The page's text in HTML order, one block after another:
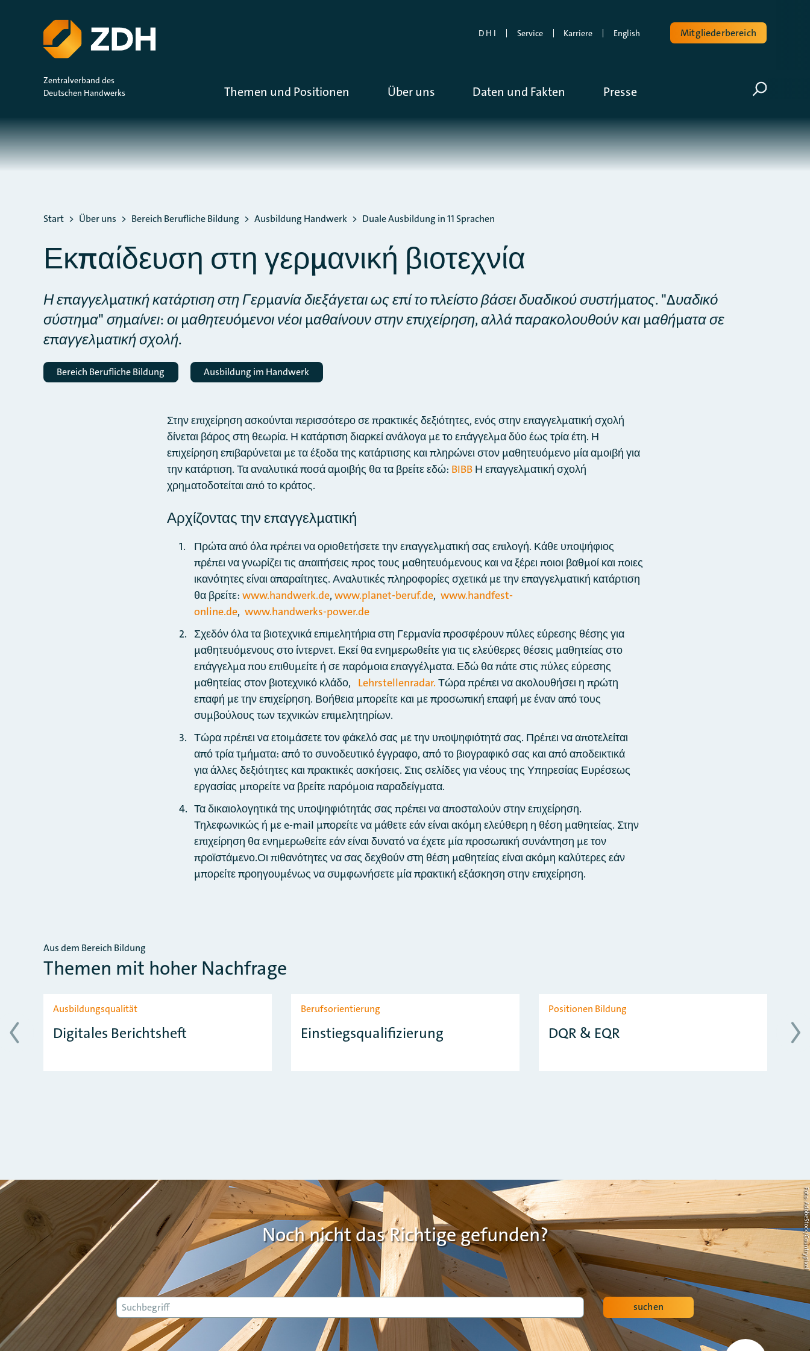
ZUM HAUPTINHALT SPRINGEN
D H I Service Karriere English Mitgliederbereich
Zentralverband des
Deutschen Handwerks
Themen und Positionen Über uns Daten und Fakten PresseVolltextsuche
Suche
Sie befinden sich hier:
Start Über uns Bereich Berufliche Bildung Ausbildung Handwerk Duale Ausbildung in 11 Sprachen
Εκπαίδευση στη γερμανική βιοτεχνία
Η επαγγελματική κατάρτιση στη Γερμανία διεξάγεται ως επί το πλείστο βάσει δυαδικού συστήματος. "Δυαδικό
σύστημα" σημαίνει: οι μαθητευόμενοι νέοι μαθαίνουν στην επιχείρηση, αλλά παρακολουθούν και μαθήματα σε
επαγγελματική σχολή.
Bereich Berufliche Bildung Ausbildung im Handwerk
Στην επιχείρηση ασκούνται περισσότερο σε πρακτικές δεξιότητες, ενός στην επαγγελματική σχολή
δίνεται βάρος στη θεωρία. Η κατάρτιση διαρκεί ανάλογα με το επάγγελμα δύο έως τρία έτη. Η
επιχείρηση επιβαρύνεται με τα έξοδα της κατάρτισης και πληρώνει στον μαθητευόμενο μία αμοιβή για
την κατάρτιση. Τα αναλυτικά ποσά αμοιβής θα τα βρείτε εδώ: BIBB Η επαγγελματική σχολή
χρηματοδοτείται από το κράτος.
Αρχίζοντας την επαγγελματική
Πρώτα από όλα πρέπει να οριοθετήσετε την επαγγελματική σας επιλογή. Κάθε υποψήφιος
πρέπει να γνωρίζει τις απαιτήσεις προς τους μαθητευόμενους και να ξέρει ποιοι βαθμοί και ποιες
ικανότητες είναι απαραίτητες. Αναλυτικές πληροφορίες σχετικά με την επαγγελματική κατάρτιση
θα βρείτε: www.handwerk.de, www.planet-beruf.de, www.handfest-
online.de, www.handwerks-power.de
Σχεδόν όλα τα βιοτεχνικά επιμελητήρια στη Γερμανία προσφέρουν πύλες εύρεσης θέσης για
μαθητευόμενους στο ίντερνετ. Εκεί θα ενημερωθείτε για τις ελεύθερες θέσεις μαθητείας στο
επάγγελμα που επιθυμείτε ή σε παρόμοια επαγγέλματα. Εδώ θα πάτε στις πύλες εύρεσης
μαθητείας στον βιοτεχνικό κλάδο, Lehrstellenradar. Τώρα πρέπει να ακολουθήσει η πρώτη
επαφή με την επιχείρηση. Βοήθεια μπορείτε και με προσωπική επαφή με έναν από τους
συμβούλους των τεχνικών επιμελητηρίων.
Τώρα πρέπει να ετοιμάσετε τον φάκελό σας με την υποψηφιότητά σας. Πρέπει να αποτελείται
από τρία τμήματα: από το συνοδευτικό έγγραφο, από το βιογραφικό σας και από αποδεικτικά
για άλλες δεξιότητες και πρακτικές ασκήσεις. Στις σελίδες για νέους της Υπηρεσίας Ευρέσεως
εργασίας μπορείτε να βρείτε παρόμοια παραδείγματα.
Τα δικαιολογητικά της υποψηφιότητάς σας πρέπει να αποσταλούν στην επιχείρηση.
Τηλεφωνικώς ή με e-mail μπορείτε να μάθετε εάν είναι ακόμη ελεύθερη η θέση μαθητείας. Στην
επιχείρηση θα ενημερωθείτε εάν είναι δυνατό να έχετε μία προσωπική συνάντηση με τον
προϊστάμενο.Οι πιθανότητες να σας δεχθούν στη θέση μαθητείας είναι ακόμη καλύτερες εάν
μπορείτε προηγουμένως να συμφωνήσετε μία πρακτική εξάσκηση στην επιχείρηση.
Aus dem Bereich Bildung
Themen mit hoher Nachfrage
Slider überspringen
Ausbildungsqualität
Digitales Berichtsheft
Berufsorientierung
Einstiegsqualifizierung
Positionen Bildung
DQR & EQR
Noch nicht das Richtige gefunden?
Suche suchen
Foto: AdobeStock/Countrypixel
Nach